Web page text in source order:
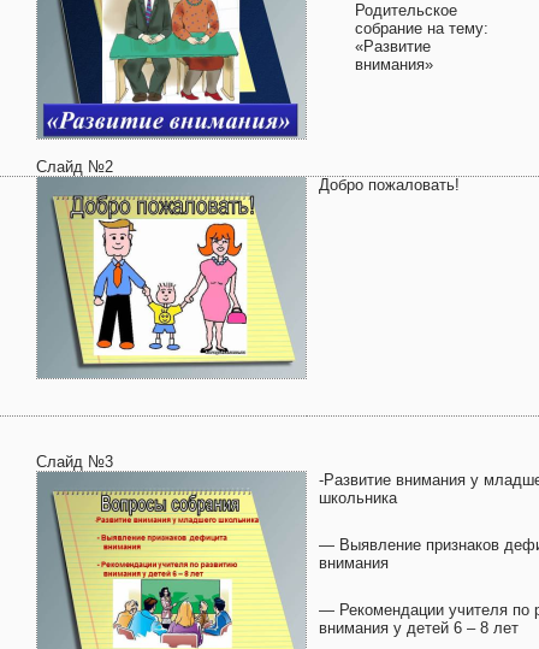
Родительское
собрание на тему:
«Развитие
внимания»
Слайд №2
Добро пожаловать!
Слайд №3
-Развитие внимания у
школьника
— Выявление признаков
внимания
— Рекомендации учителя по
внимания у детей 6 – 8 лет